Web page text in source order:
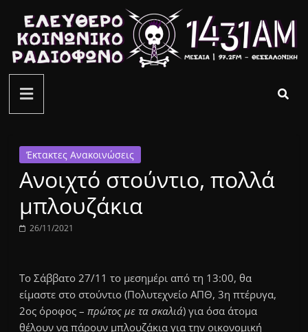
περιεχόμενο
ελεύθερο
κοινωνικό
ραδιόφωνο
1431AM
Έκτακτες Ανακοινώσεις
Ανοιχτό στούντιο, πολλά
μπλουζάκια
26/11/2021
Το Σάββατο 27/11 το μεσημέρι από τη 13:00, θα
είμαστε στο στούντιο (Πολυτεχνείο ΑΠΘ, 3η πτέρυγα,
2ος όροφος –πρώτος με τα σκαλιά) για όσα άτομα
θέλουν να πάρουν μπλουζάκια για την οικονομική